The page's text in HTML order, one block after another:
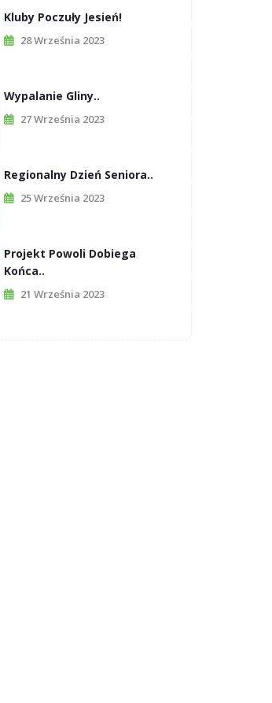
Kluby Poczuły Jesień!
28 Września 2023
Wypalanie Gliny..
27 Września 2023
Regionalny Dzień Seniora..
25 Września 2023
Projekt Powoli Dobiega
Końca..
21 Września 2023